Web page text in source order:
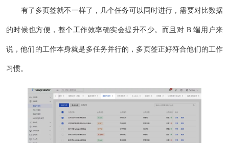
有了多页签就不一样了，几个任务可以同时进行，需要对比数据
的时候也方便，整个工作效率确实会提升不少。而且对 B 端用户来
说，他们的工作本身就是多任务并行的，多页签正好符合他们的工作
习惯。